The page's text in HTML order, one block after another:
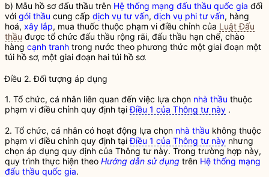
b) Mẫu hồ sơ đấu thầu trên Hệ thống mạng đấu thầu quốc gia đối
với gói thầu cung cấp dịch vụ tư vấn, dịch vụ phi tư vấn, hàng
hoá, xây lắp, mua thuốc thuộc phạm vi điều chỉnh của Luật Đấu
thầu được tổ chức đấu thầu rộng rãi, đấu thầu hạn chế, chào
hàng cạnh tranh trong nước theo phương thức một giai đoạn một
túi hồ sơ, một giai đoạn hai túi hồ sơ.
Điều 2. Đối tượng áp dụng
1. Tổ chức, cá nhân liên quan đến việc lựa chọn nhà thầu thuộc
phạm vi điều chỉnh quy định tạiĐiều 1 của Thông tư này .
2. Tổ chức, cá nhân có hoạt động lựa chọn nhà thầu không thuộc
phạm vi điều chỉnh quy định tạiĐiều 1 của Thông tư này nhưng
chọn áp dụng quy định của Thông tư này. Trong trường hợp này,
quy trình thực hiện theo Hướng dẫn sử dụng trên Hệ thống mạng
đấu thầu quốc gia.